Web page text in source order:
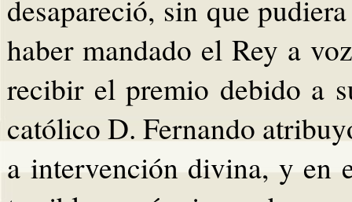
desapareció, sin que
haber mandado el Rey a
recibir el premio debido a
católico D. Fernando
a intervención divina, y en